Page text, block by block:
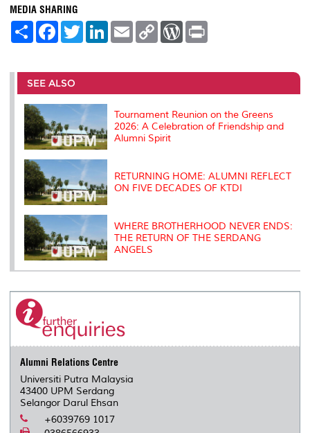
MEDIA SHARING
S
e
F
a
b
o
o
k
T
w
t
r
L
e
I
E
m
l
C
L
n
W
P
e
s
t
SEE ALSO
Tournament Reunion on the Greens
2026: A Celebration of Friendship and
Alumni Spirit
RETURNING HOME: ALUMNI REFLECT
ON FIVE DECADES OF KTDI
WHERE BROTHERHOOD NEVER ENDS:
THE RETURN OF THE SERDANG
ANGELS
Alumni Relations Centre
Universiti Putra Malaysia
43400 UPM Serdang
Selangor Darul Ehsan
+6039769 1017